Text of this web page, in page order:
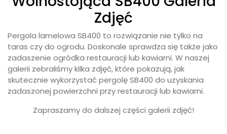
Zdjęć
Pergola lamelowa SB400 to rozwiązanie nie tylko na
taras czy do ogrodu. Doskonale sprawdza się także jako
zadaszenie ogródka restauracji lub kawiarni. W naszej
galerii zebraliśmy kilka zdjęć, które pokazują, jak
skutecznie wykorzystać pergolę SB400 do uzyskania
zadaszonej powierzchni przy restauracji lub kawiarni.
Zapraszamy do dalszej części galerii zdjęć!